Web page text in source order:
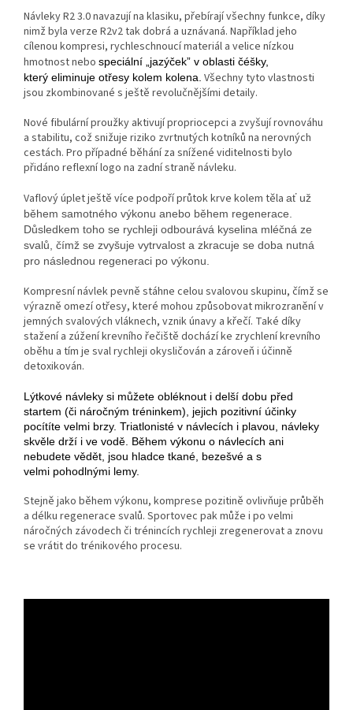
Návleky R2 3.0 navazují na klasiku, přebírají všechny funkce, díky
nimž byla verze R2v2 tak dobrá a uznávaná. Například jeho
cílenou kompresi, rychleschnoucí materiál a velice nízkou
hmotnost nebo speciální „jazýček” v oblasti čéšky,
který eliminuje otřesy kolem kolena. Všechny tyto vlastnosti
jsou zkombinované s ještě revolučnějšími detaily.
Nové fibulární proužky aktivují propriocepci a zvyšují rovnováhu
a stabilitu, což snižuje riziko zvrtnutých kotníků na nerovných
cestách. Pro případné běhání za snížené viditelnosti bylo
přidáno reflexní logo na zadní straně návleku.
Vaflový úplet ještě více podpoří průtok krve kolem těla ať už
během samotného výkonu anebo během regenerace.
Důsledkem toho se rychleji odbourává kyselina mléčná ze
svalů, čímž se zvyšuje vytrvalost a zkracuje se doba nutná
pro následnou regeneraci po výkonu.
Kompresní návlek pevně stáhne celou svalovou skupinu, čímž se
výrazně omezí otřesy, které mohou způsobovat mikrozranění v
jemných svalových vláknech, vznik únavy a křečí. Také díky
stažení a zúžení krevního řečiště dochází ke zrychlení krevního
oběhu a tím je sval rychleji okysličován a zároveň i účinně
detoxikován.
Lýtkové návleky si můžete obléknout i delší dobu před
startem (či náročným tréninkem), jejich pozitivní účinky
pocítíte velmi brzy. Triatlonisté v návlecích i plavou, návleky
skvěle drží i ve vodě. Během výkonu o návlecích ani
nebudete vědět, jsou hladce tkané, bezešvé a s
velmi pohodlnými lemy.
Stejně jako během výkonu, komprese pozitině ovlivňuje průběh
a délku regenerace svalů. Sportovec pak může i po velmi
náročných závodech či trénincích rychleji zregenerovat a znovu
se vrátit do trénikového procesu.